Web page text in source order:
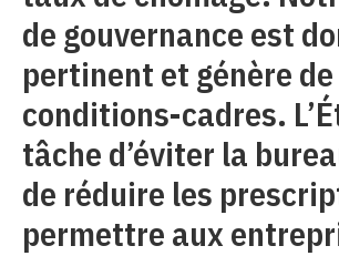
de gouvernance est
pertinent et génère
conditions-cadres.
tâche d’éviter la
de réduire les
permettre aux